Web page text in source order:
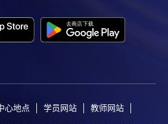
心地点 学员网站 教师网站